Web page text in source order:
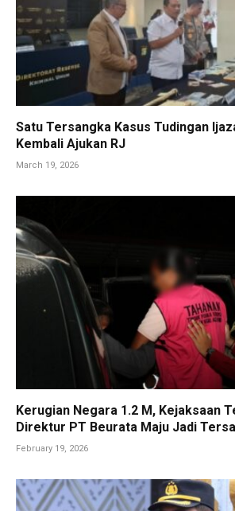
Satu Tersangka Kasus Tudingan
Kembali Ajukan RJ
March 19, 2026
Kerugian Negara 1.2 M, Kejaksaan
Direktur PT Beurata Maju Jadi
February 19, 2026